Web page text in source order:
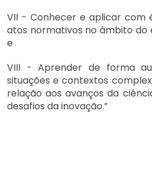
VII - Conhecer e aplicar com
atos normativos no âmbito do
e
VIII - Aprender de forma
situações e contextos
relação aos avanços da
desafios da inovação.”